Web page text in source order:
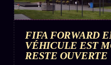
FIFA FORWARD
VÉHICULE EST
RESTE OUVERTE